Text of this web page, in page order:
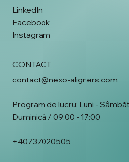
LinkedIn
Facebook
Instagram
CONTACT
contact@nexo-aligners.com
Program de lucru: Luni -
Duminică / 09:00 - 17:00
+40737020505